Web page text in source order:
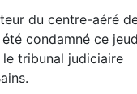
du centre-aéré
condamné ce
tribunal judiciaire